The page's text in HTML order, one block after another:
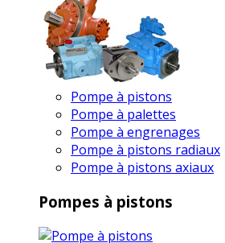
Pompe à pistons
Pompe à palettes
Pompe à engrenages
Pompe à pistons radiaux
Pompe à pistons axiaux
Pompes à pistons